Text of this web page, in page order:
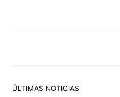
ÚLTIMAS NOTICIAS